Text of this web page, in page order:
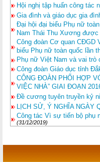
Hội nghị tập huấn công
Gia đình và giáo dục gia
Đại hội đại biểu Phụ nữ
Nam Thái Thu Xương
Công đoàn Cơ quan CĐGD
biểu Phụ nữ toàn quốc lần
Phụ nữ Việt Nam và vai trò
Công đoàn Giáo dục tỉnh
CÔNG ĐOÀN PHỐI HỢP
VIỆC NHÀ” GIAI ĐOẠN
Đề cương tuyên truyền kỷ
LỊCH SỬ, Ý NGHĨA NGÀY
Công tác Vì sự tiến bộ phụ
(31/12/2019)